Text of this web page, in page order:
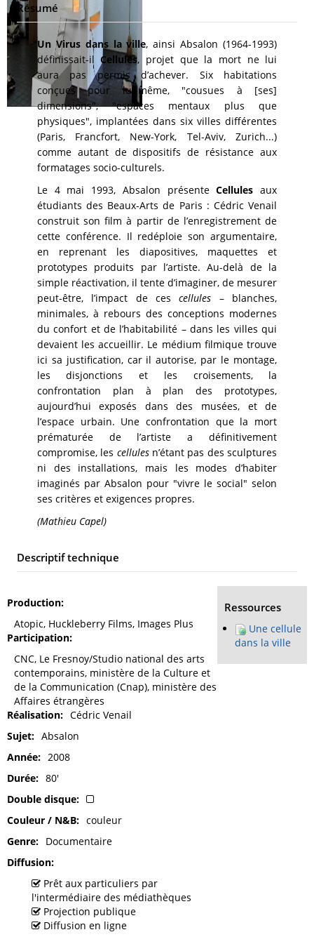
Résumé
Un Virus dans la ville, ainsi Absalon (1964-1993)
définissait-ilCellules, projet que la mort ne lui
aura pas permis d’achever. Six habitations
conçues pour lui-même, "cousues à [ses]
dimensions", "espaces mentaux plus que
physiques", implantées dans six villes différentes
(Paris, Francfort, New-York, Tel-Aviv, Zurich...)
comme autant de dispositifs de résistance aux
formatages socio-culturels.
Le 4 mai 1993, Absalon présenteCellules aux
étudiants des Beaux-Arts de Paris : Cédric Venail
construit son film à partir de l’enregistrement de
cette conférence. Il redéploie son argumentaire,
en reprenant les diapositives, maquettes et
prototypes produits par l’artiste. Au-delà de la
simple réactivation, il tente d’imaginer, de mesurer
peut-être, l’impact de cescellules – blanches,
minimales, à rebours des conceptions modernes
du confort et de l’habitabilité – dans les villes qui
devaient les accueillir. Le médium filmique trouve
ici sa justification, car il autorise, par le montage,
les disjonctions et les croisements, la
confrontation plan à plan des prototypes,
aujourd’hui exposés dans des musées, et de
l’espace urbain. Une confrontation que la mort
prématurée de l’artiste a définitivement
compromise, les cellulesn’étant pas des sculptures
ni des installations, mais les modes d’habiter
imaginés par Absalon pour "vivre le social" selon
ses critères et exigences propres.
(Mathieu Capel)
Descriptif technique
Production
Atopic, Huckleberry Films, Images Plus
Participation
CNC, Le Fresnoy/Studio national des arts
contemporains, ministère de la Culture et
de la Communication (Cnap), ministère des
Affaires étrangères
Réalisation
Cédric Venail
Sujet
Absalon
Année
2008
Durée
80'
Double disque
Couleur / N&B
couleur
Genre
Documentaire
Diffusion
Prêt aux particuliers par
l'intermédiaire des médiathèques
Projection publique
Diffusion en ligne
Ressources
Une cellule
dans la ville